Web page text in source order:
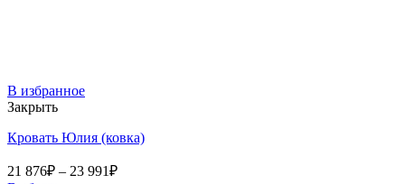
В избранное
Закрыть
Кровать Юлия (ковка)
21 876₽ – 23 991₽